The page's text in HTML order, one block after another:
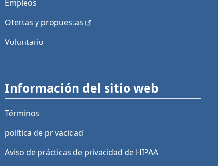
Empleos
Ofertas y propuestas
Voluntario
Información del sitio web
Términos
política de privacidad
Aviso de prácticas de privacidad de HIPAA